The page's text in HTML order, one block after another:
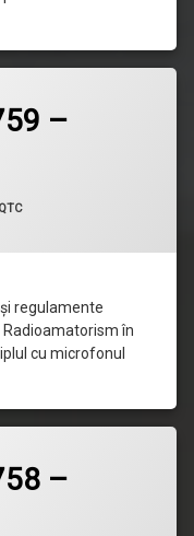
–
Categorii:
QTC
regulamente
Radioamatorism în
cu microfonul
–